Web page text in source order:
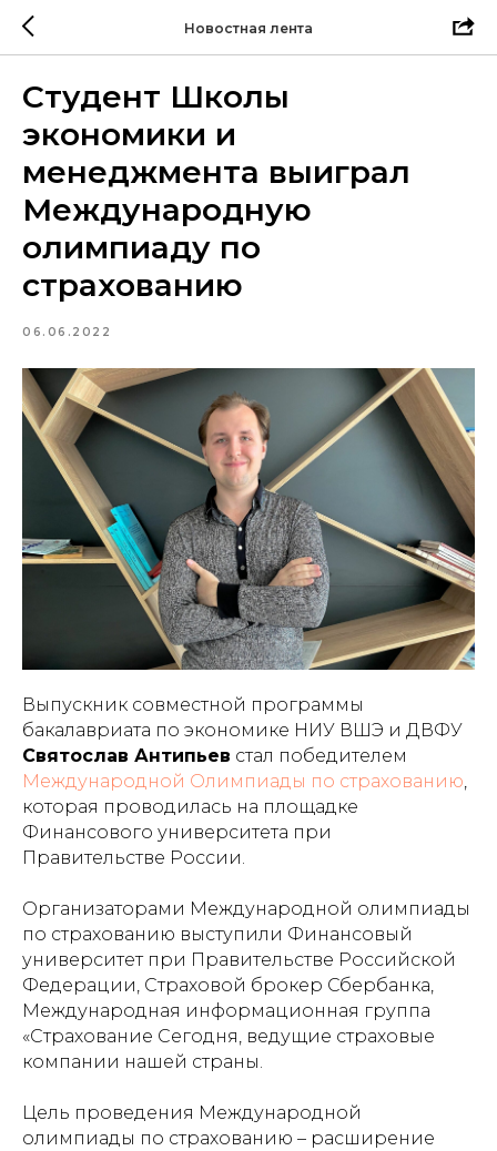
Новостная лента
Студент Школы
экономики и
менеджмента выиграл
Международную
олимпиаду по
страхованию
06.06.2022
Выпускник совместной программы
бакалавриата по экономике НИУ ВШЭ и ДВФУ
Святослав Антипьев стал победителем
Международной Олимпиады по страхованию
которая проводилась на площадке
Финансового университета при
Правительстве России.
Организаторами Международной олимпиады
по страхованию выступили Финансовый
университет при Правительстве Российской
Федерации, Страховой брокер Сбербанка,
Международная информационная группа
«Страхование Сегодня, ведущие страховые
компании нашей страны.
Цель проведения Международной
олимпиады по страхованию – расширение